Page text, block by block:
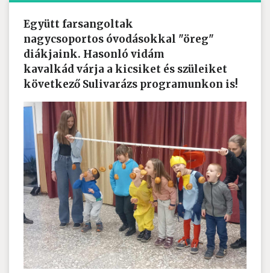
Együtt farsangoltak
nagycsoportos óvodásokkal "öreg"
diákjaink. Hasonló vidám
kavalkád várja a kicsiket és szüleiket
következő Sulivarázs programunkon is!